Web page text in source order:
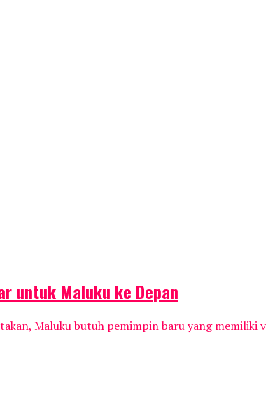
untuk Maluku ke Depan
Maluku butuh pemimpin baru yang memiliki